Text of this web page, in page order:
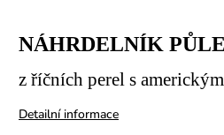
NÁHRDELNÍK
z říčních perel s
Detailní informace